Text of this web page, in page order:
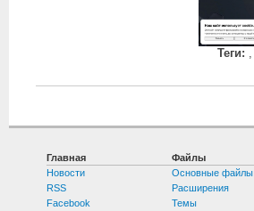
Теги: ,
Главная
Новости
RSS
Facebook
Файлы
Основные файлы
Расширения
Темы